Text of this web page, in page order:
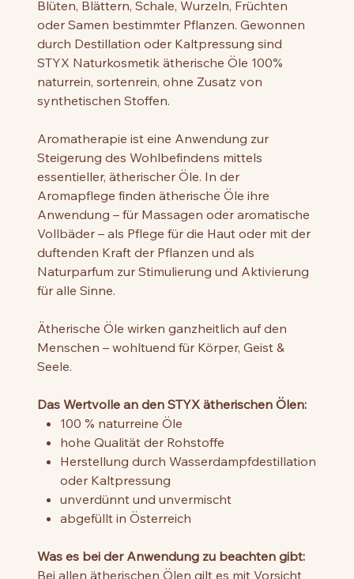
Blüten, Blättern, Schale, Wurzeln, Früchten
oder Samen bestimmter Pflanzen. Gewonnen
durch Destillation oder Kaltpressung sind
STYX Naturkosmetik ätherische Öle 100%
naturrein, sortenrein, ohne Zusatz von
synthetischen Stoffen.
Aromatherapie ist eine Anwendung zur
Steigerung des Wohlbefindens mittels
essentieller, ätherischer Öle. In der
Aromapflege finden ätherische Öle ihre
Anwendung – für Massagen oder aromatische
Vollbäder – als Pflege für die Haut oder mit der
duftenden Kraft der Pflanzen und als
Naturparfum zur Stimulierung und Aktivierung
für alle Sinne.
Ätherische Öle wirken ganzheitlich auf den
Menschen – wohltuend für Körper, Geist &
Seele.
Das Wertvolle an den STYX ätherischen Ölen:
100 % naturreine Öle
hohe Qualität der Rohstoffe
Herstellung durch Wasserdampfdestillation
oder Kaltpressung
unverdünnt und unvermischt
abgefüllt in Österreich
Was es bei der Anwendung zu beachten gibt:
Bei allen ätherischen Ölen gilt es mit Vorsicht